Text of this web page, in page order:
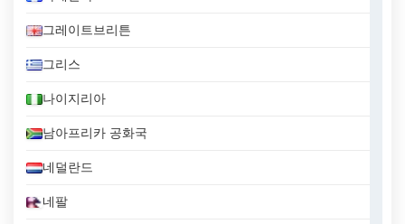
그레이트브리튼
그리스
나이지리아
남아프리카 공화국
네덜란드
네팔